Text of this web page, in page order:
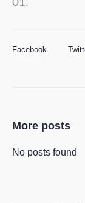
Facebook
More posts
No posts found